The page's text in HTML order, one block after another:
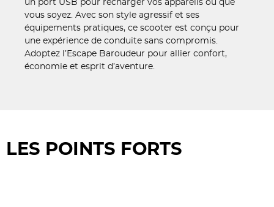
un port USB pour recharger vos appareils où que
vous soyez. Avec son style agressif et ses
équipements pratiques, ce scooter est conçu pour
une expérience de conduite sans compromis.
Adoptez l’Escape Baroudeur pour allier confort,
économie et esprit d’aventure.
LES POINTS FORTS